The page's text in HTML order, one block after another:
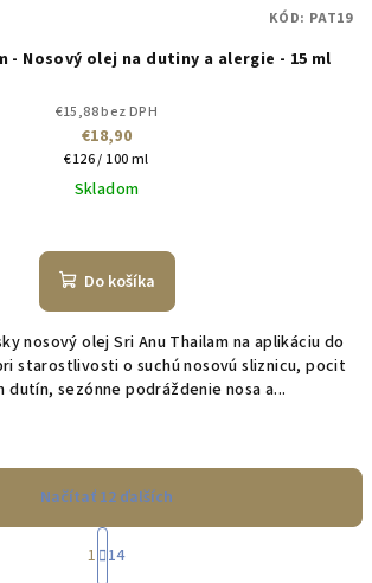
- Nosový olej na dutiny a alergie - 15 ml
€15,88 bez DPH
€18,90
Jednotková
cena:
€126 / 100 ml
Skladom
Do košíka
nosový olej Sri Anu Thailam na aplikáciu do
starostlivosti o suchú nosovú sliznicu, pocit
dutín, sezónne podráždenie nosa a...
KÓD: PAT19
Načítať 12 ďalších
S
t
1 14